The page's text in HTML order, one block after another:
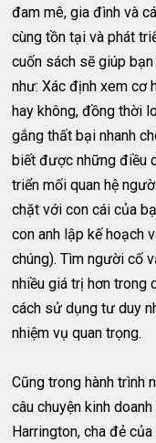
đam mê, gia đình và
cùng tồn tại và phát
cuốn sách sẽ giúp
như: Xác định xem cơ
hay không, đồng thời
gắng thất bại nhanh
biết được những điều
triển mối quan hệ
chặt với con cái của
con anh lập kế hoạch
chúng). Tìm người cố
nhiều giá trị hơn trong
cách sử dụng tư duy
nhiệm vụ quan trọng.
Cũng trong hành trình
câu chuyện kinh
Harrington, cha đẻ